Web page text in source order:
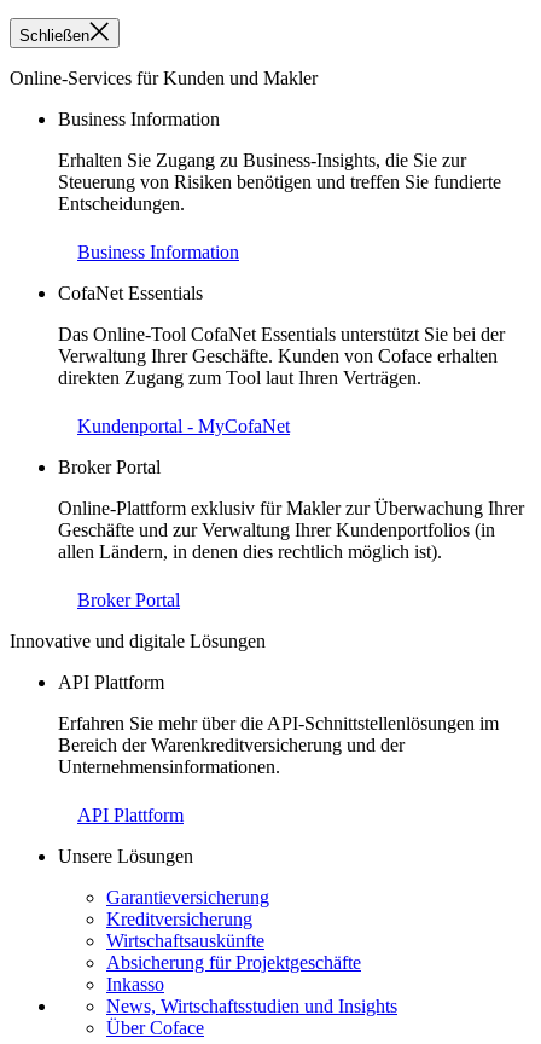
Schließen
Online-Services für Kunden und Makler
Business Information
Erhalten Sie Zugang zu Business-Insights, die Sie zur
Steuerung von Risiken benötigen und treffen Sie fundierte
Entscheidungen.
Business Information
CofaNet Essentials
Das Online-Tool CofaNet Essentials unterstützt Sie bei der
Verwaltung Ihrer Geschäfte. Kunden von Coface erhalten
direkten Zugang zum Tool laut Ihren Verträgen.
Kundenportal - MyCofaNet
Broker Portal
Online-Plattform exklusiv für Makler zur Überwachung Ihrer
Geschäfte und zur Verwaltung Ihrer Kundenportfolios (in
allen Ländern, in denen dies rechtlich möglich ist).
Broker Portal
Innovative und digitale Lösungen
API Plattform
Erfahren Sie mehr über die API-Schnittstellenlösungen im
Bereich der Warenkreditversicherung und der
Unternehmensinformationen.
API Plattform
Unsere Lösungen
Garantieversicherung
Kreditversicherung
Wirtschaftsauskünfte
Absicherung für Projektgeschäfte
Inkasso
News, Wirtschaftsstudien und Insights
Über Coface